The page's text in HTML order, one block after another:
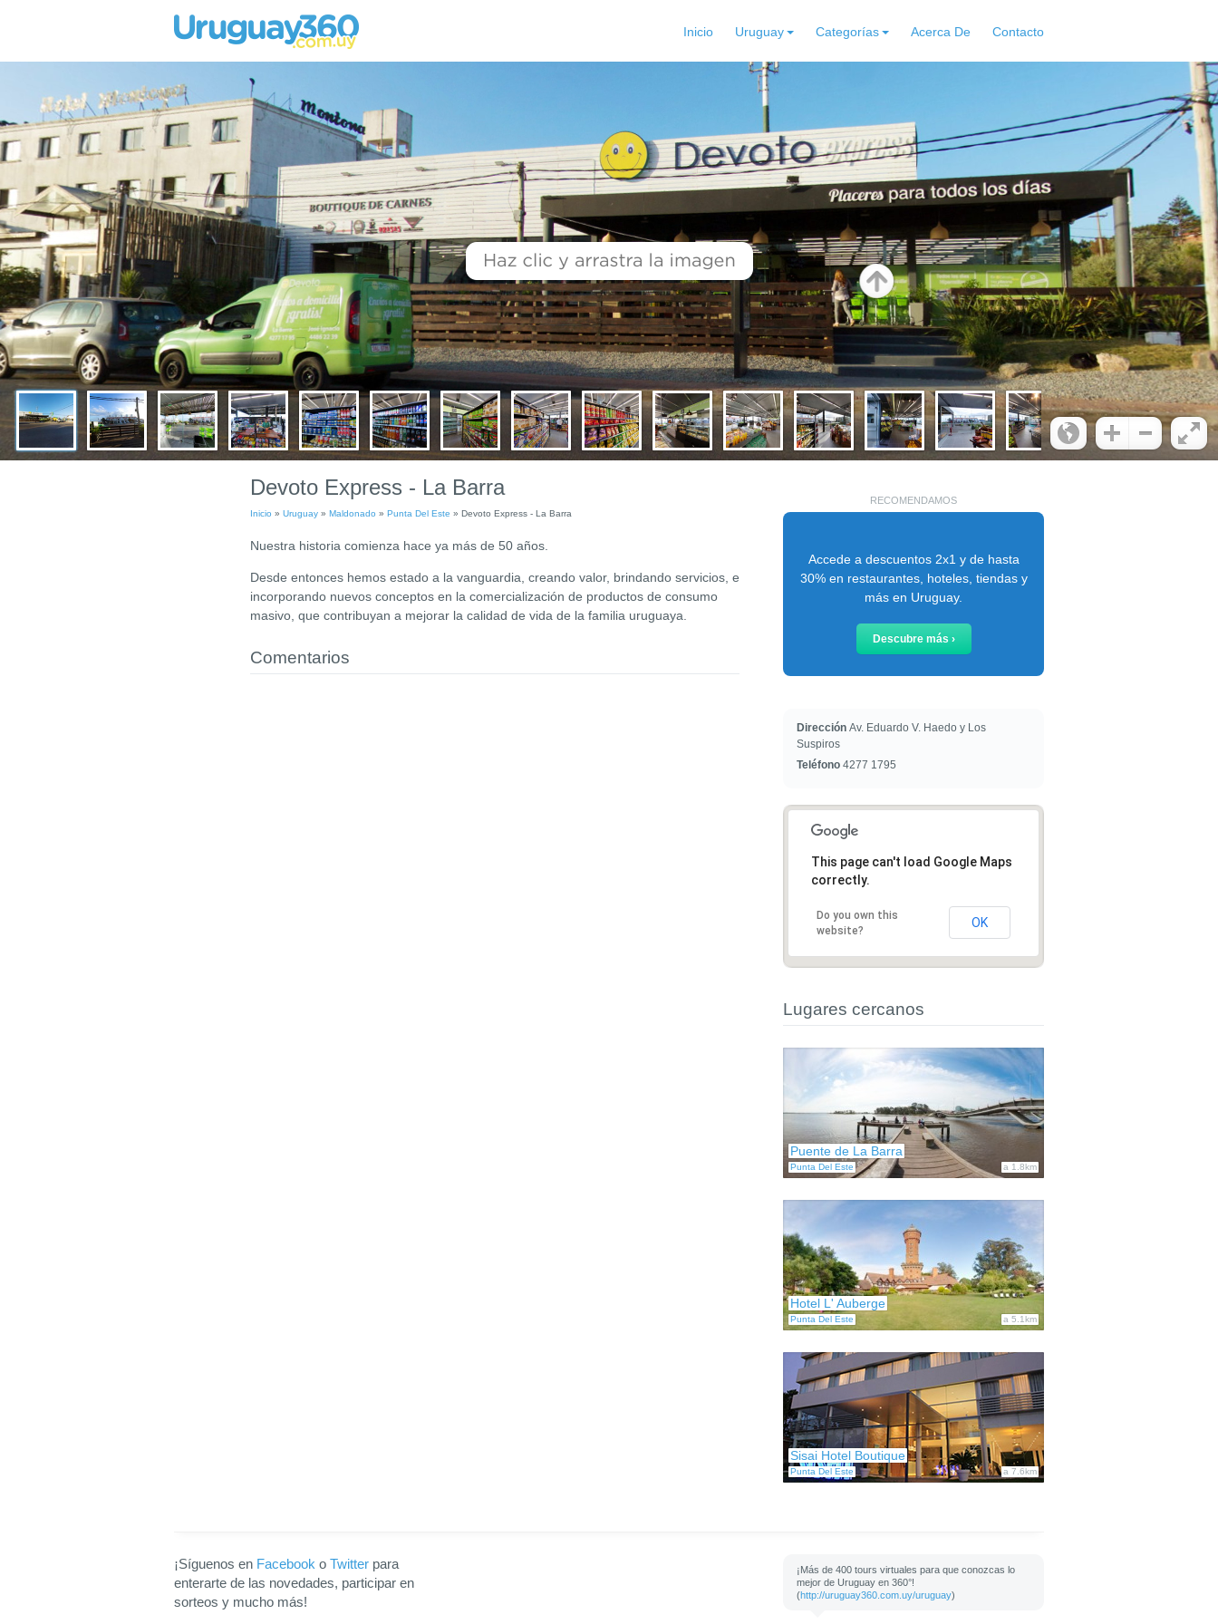
Inicio Uruguay Categorías Acerca De Contacto
Devoto Express - La Barra
Inicio » Uruguay » Maldonado » Punta Del Este » Devoto Express - La Barra
Nuestra historia comienza hace ya más de 50 años.
Desde entonces hemos estado a la vanguardia, creando valor, brindando servicios, e
incorporando nuevos conceptos en la comercialización de productos de consumo
masivo, que contribuyan a mejorar la calidad de vida de la familia uruguaya.
Comentarios
RECOMENDAMOS
Accede a descuentos 2x1 y de hasta
30% en restaurantes, hoteles, tiendas y
más en Uruguay.
Descubre más ›
Dirección Av. Eduardo V. Haedo y Los
Suspiros
Teléfono 4277 1795
This page can't load Google Maps
correctly.
Do you own this
website?
OK
Lugares cercanos
Punta Del Este
Puente de La Barra
a 1.8km
Punta Del Este
Hotel L' Auberge
a 5.1km
Punta Del Este
Sisai Hotel Boutique
a 7.6km
¡Síguenos en Facebook o Twitter para
enterarte de las novedades, participar en
sorteos y mucho más!
¡Más de 400 tours virtuales para que conozcas lo
mejor de Uruguay en 360°!
(http://uruguay360.com.uy/uruguay)